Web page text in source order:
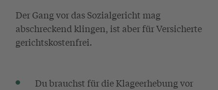
Der Gang vor das Sozialgericht mag
abschreckend klingen, ist aber für Versicherte
gerichtskostenfrei.
Du brauchst für die Klageerhebung vor